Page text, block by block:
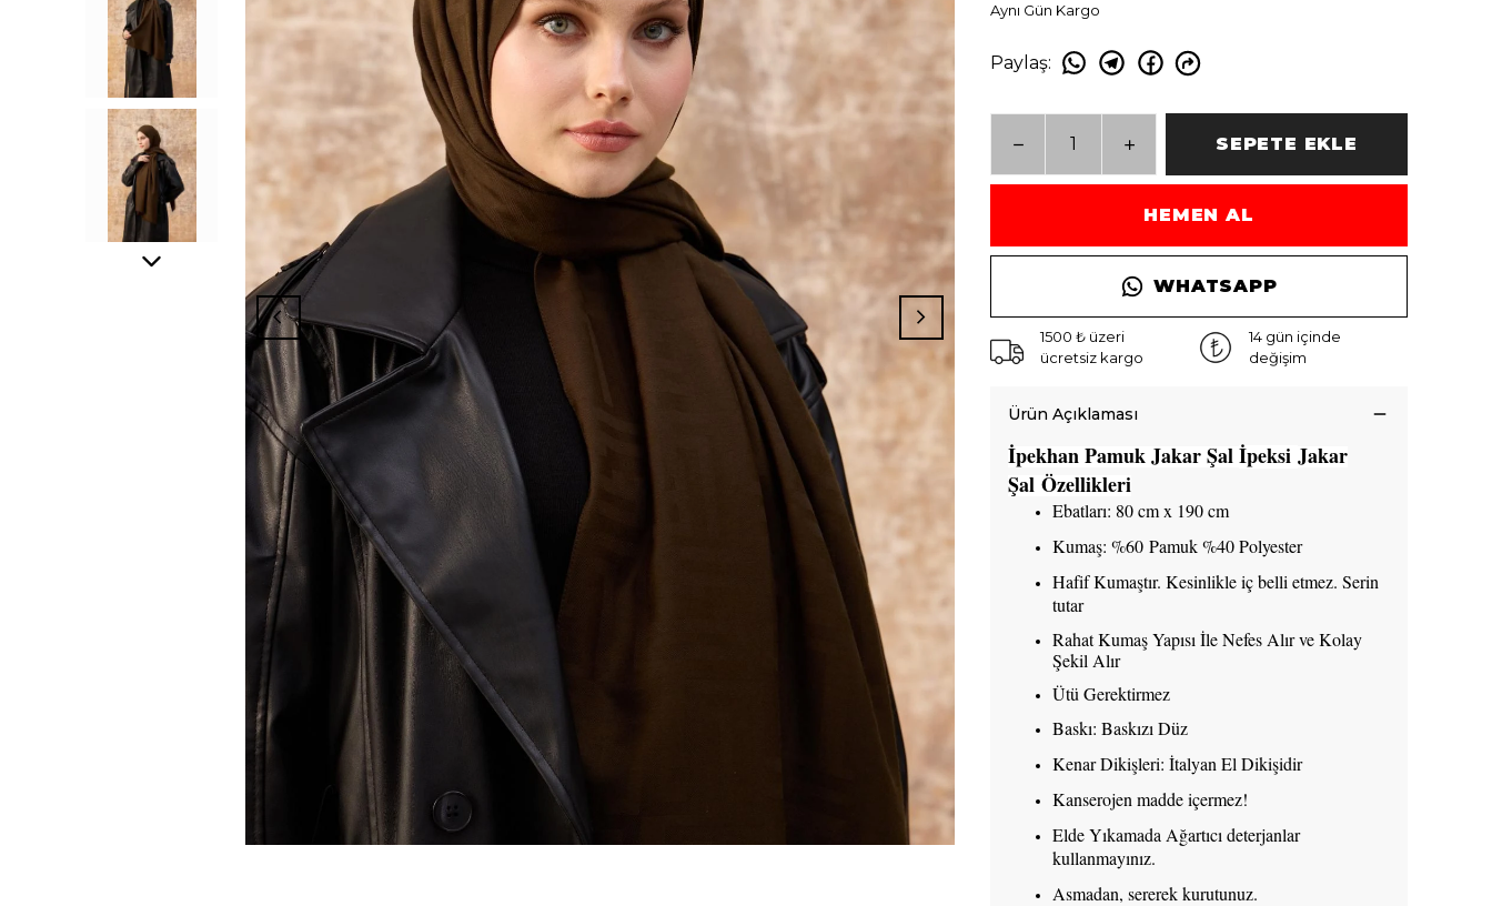
Aynı Gün Kargo
Paylaş:
SEPETE EKLE
HEMEN AL
WHATSAPP
1500 ₺ üzeri
ücretsiz kargo
14 gün içinde
değişim
Ürün Açıklaması
İpekhan Pamuk Jakar Şalİpeksi Jakar
Şal Özellikleri
Ebatları: 80 cm x 190 cm
Kumaş: %60 Pamuk %40 Polyester
Hafif Kumaştır. Kesinlikle iç belli etmez. Serin
tutar
Rahat Kumaş Yapısı İle Nefes Alır ve Kolay
Şekil Alır
Ütü Gerektirmez
Baskı: Baskızı Düz
Kenar Dikişleri: İtalyan El Dikişidir
Kanserojen madde içermez!
Elde Yıkamada Ağartıcı deterjanlar
kullanmayınız.
Asmadan, sererek kurutunuz.